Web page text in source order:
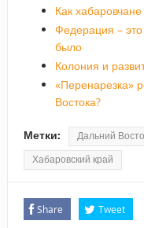
Как
Федерация –
было
Колония и
«Перенарезка»
Востока?
Метки: Дальний
Хабаровский край
Share Tweet